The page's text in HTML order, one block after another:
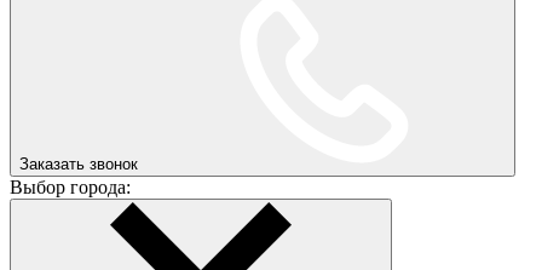
Заказать звонок
Выбор города: